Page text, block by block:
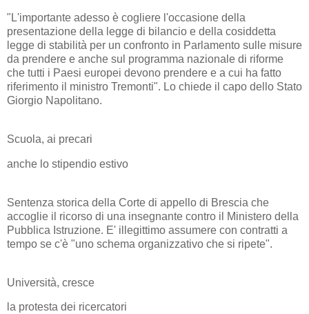
"L'importante adesso è cogliere l'occasione della
presentazione della legge di bilancio e della cosiddetta
legge di stabilità per un confronto in Parlamento sulle misure
da prendere e anche sul programma nazionale di riforme
che tutti i Paesi europei devono prendere e a cui ha fatto
riferimento il ministro Tremonti". Lo chiede il capo dello Stato
Giorgio Napolitano.
Scuola, ai precari
anche lo stipendio estivo
Sentenza storica della Corte di appello di Brescia che
accoglie il ricorso di una insegnante contro il Ministero della
Pubblica Istruzione. E' illegittimo assumere con contratti a
tempo se c'è "uno schema organizzativo che si ripete".
Università, cresce
la protesta dei ricercatori